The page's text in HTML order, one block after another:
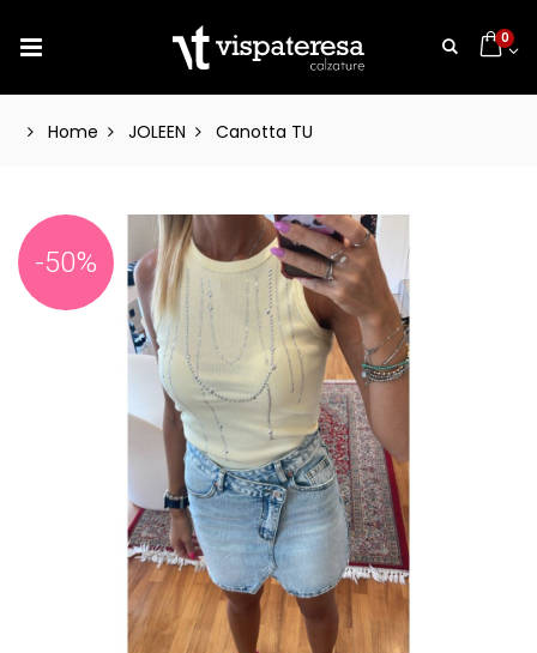
0
Home JOLEEN Canotta TU
-50%